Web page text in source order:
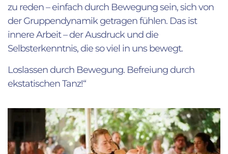
zu reden – einfach durch Bewegung sein, sich von
der Gruppendynamik getragen fühlen. Das ist
innere Arbeit – der Ausdruck und die
Selbsterkenntnis, die so viel in uns bewegt.
Loslassen durch Bewegung. Befreiung durch
ekstatischen Tanz!“